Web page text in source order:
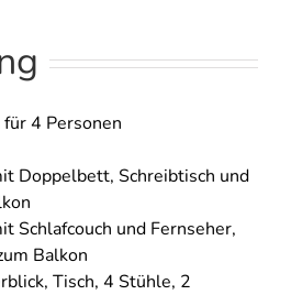
4 Personen
Doppelbett, Schreibtisch und
Schlafcouch und Fernseher,
Balkon
Tisch, 4 Stühle, 2